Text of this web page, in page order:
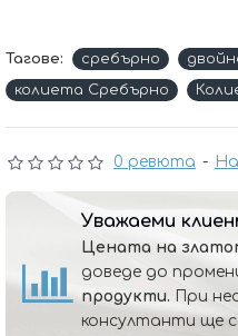
0 ревюта -
Тагове: сребърно
колиета Сребърно
Уважаеми
Цената на
доведе до
продукти. При
консултанти ще